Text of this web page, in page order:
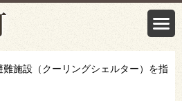
施設（クーリングシェルター）を指